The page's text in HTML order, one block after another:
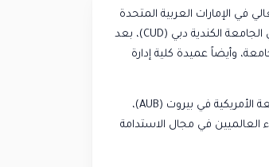
في الإمارات العربية المتحدة
الكندية دبي (CUD)، بعد
وأيضاً عميدة كلية إدارة
AUB)،
في ذلك تصنيفها ضمن أفضل 2% من العلماء العالميين في مجال الاستدامة